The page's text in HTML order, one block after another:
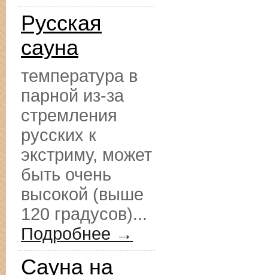
Русская
сауна
температура в
парной из-за
стремления
русских к
экстриму, может
быть очень
высокой (выше
120 градусов)...
Подробнее →
Сауна на